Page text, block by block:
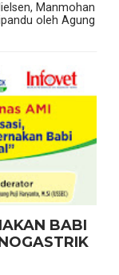
Manmohan
oleh Agung
BABI